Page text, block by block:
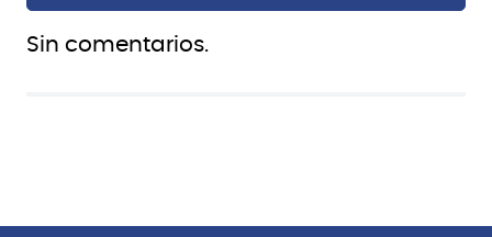
Sin comentarios.